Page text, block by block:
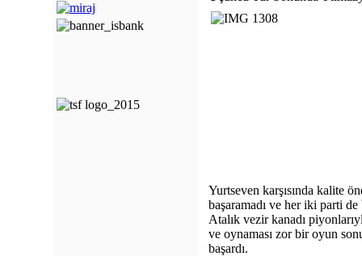
Yurtseven karşısında kalite
başaramadı ve her iki parti
Atalık vezir kanadı
ve oynaması zor bir oyun
başardı.